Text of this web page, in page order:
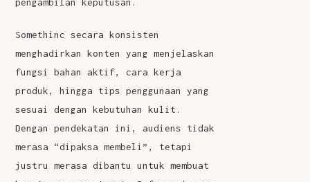
pengambilan keputusan.
Somethinc secara konsisten
menghadirkan konten yang menjelaskan
fungsi bahan aktif, cara kerja
produk, hingga tips penggunaan yang
sesuai dengan kebutuhan kulit.
Dengan pendekatan ini, audiens tidak
merasa “dipaksa membeli”, tetapi
justru merasa dibantu untuk membuat